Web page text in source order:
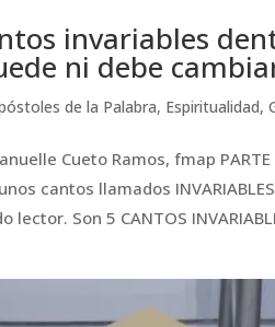
invariables
ni debe
de la Palabra, Espiritualidad,
Cueto Ramos, fmap
cantos llamados
lector. Son 5 CANTOS